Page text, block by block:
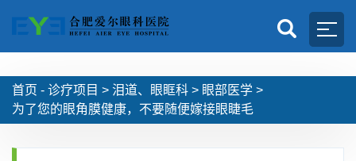
首页 - 诊疗项目 > 泪道、眼眶科 > 眼部医学 >
为了您的眼角膜健康，不要随便嫁接眼睫毛